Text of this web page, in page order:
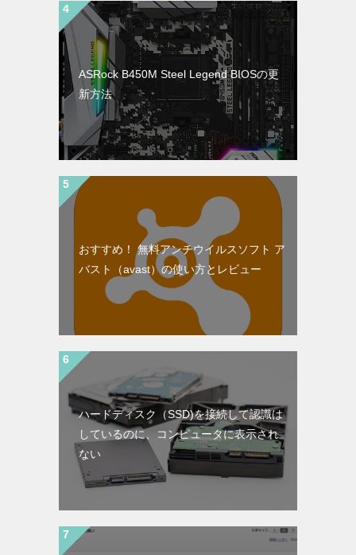
ASRock B450M Steel Legend BIOSの更
新方法
おすすめ！ 無料アンチウイルスソフト ア
バスト（avast）の使い方とレビュー
ハードディスク（SSD)を接続して認識は
しているのに、コンピュータに表示され
ない